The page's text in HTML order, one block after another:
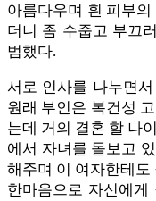
아름다우며 흰 피부
더니 좀 수줍고 부끄
범했다.
서로 인사를 나누면
원래 부인은 복건성
는데 거의 결혼 할 나
에서 자녀를 돌보고
해주며 이 여자한테도
한마음으로 자신에게